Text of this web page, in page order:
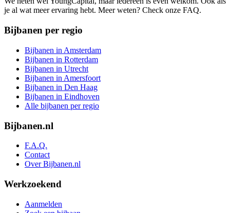
je al wat meer ervaring hebt. Meer weten? Check onze FAQ.
Bijbanen per regio
Bijbanen in Amsterdam
Bijbanen in Rotterdam
Bijbanen in Utrecht
Bijbanen in Amersfoort
Bijbanen in Den Haag
Bijbanen in Eindhoven
Alle bijbanen per regio
Bijbanen.nl
F.A.Q.
Contact
Over Bijbanen.nl
Werkzoekend
Aanmelden